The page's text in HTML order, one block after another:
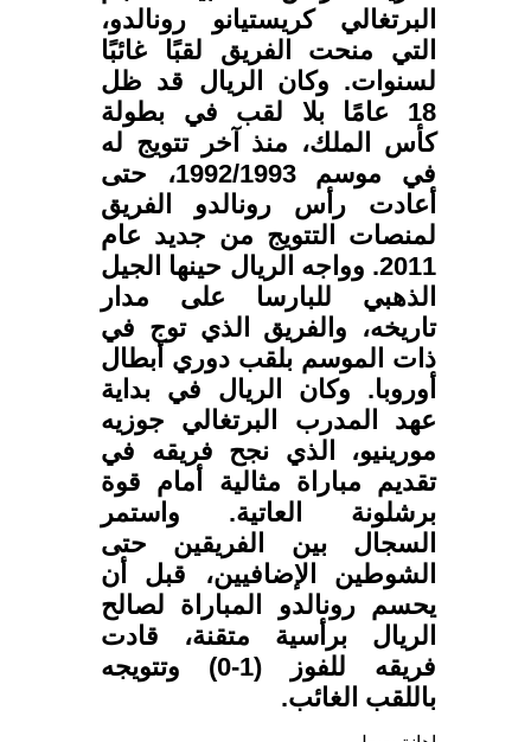
البرتغالي كريستيانو رونالدو،
التي منحت الفريق لقبًا غائبًا
لسنوات. وكان الريال قد ظل
18 عامًا بلا لقب في بطولة
كأس الملك، منذ آخر تتويج له
في موسم 1992/1993، حتى
أعادت رأس رونالدو الفريق
لمنصات التتويج من جديد عام
2011. وواجه الريال حينها الجيل
الذهبي للبارسا على مدار
تاريخه، والفريق الذي توج في
ذات الموسم بلقب دوري أبطال
أوروبا. وكان الريال في بداية
عهد المدرب البرتغالي جوزيه
مورينيو، الذي نجح فريقه في
تقديم مباراة مثالية أمام قوة
برشلونة العاتية. واستمر
السجال بين الفريقين حتى
الشوطين الإضافيين، قبل أن
يحسم رونالدو المباراة لصالح
الريال برأسية متقنة، قادت
فريقه للفوز (1-0) وتتويجه
باللقب الغائب.